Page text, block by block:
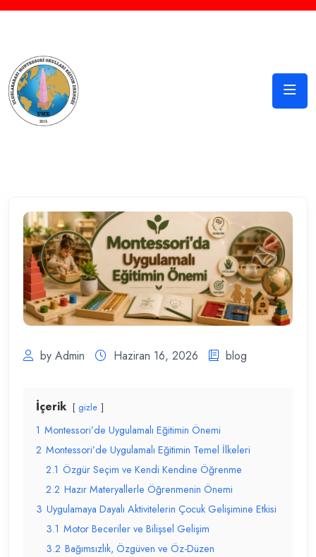
by Admin Haziran 16, 2026 blog
İçerik gizle
1 Montessori’de Uygulamalı Eğitimin Önemi
2 Montessori’de Uygulamalı Eğitimin Temel İlkeleri
2.1 Özgür Seçim ve Kendi Kendine Öğrenme
2.2 Hazır Materyallerle Öğrenmenin Önemi
3 Uygulamaya Dayalı Aktivitelerin Çocuk Gelişimine Etkisi
3.1 Motor Beceriler ve Bilişsel Gelişim
3.2 Bağımsızlık, Özgüven ve Öz-Düzen